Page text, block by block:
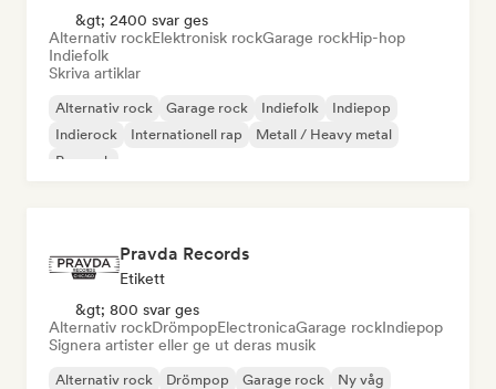
&gt; 2400 svar ges
Alternativ rockElektronisk rockGarage rockHip-hop
Indiefolk
Skriva artiklar
Alternativ rock Garage rock Indiefolk
Indiepop
Indierock
Internationell rap
Metall / Heavy metal
Poprock
Pravda Records
Etikett
&gt; 800 svar ges
Alternativ rockDrömpopElectronicaGarage rockIndiepop
Signera artister eller ge ut deras musik
Alternativ rock Drömpop Garage rock
Ny våg